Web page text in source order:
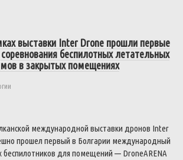
выставки Inter Drone прошли первые
беспилотных летательных
в закрытых помещениях
международной выставки дронов Inter
прошел первый в Болгарии международный
беспилотников для помещений — DroneARENA